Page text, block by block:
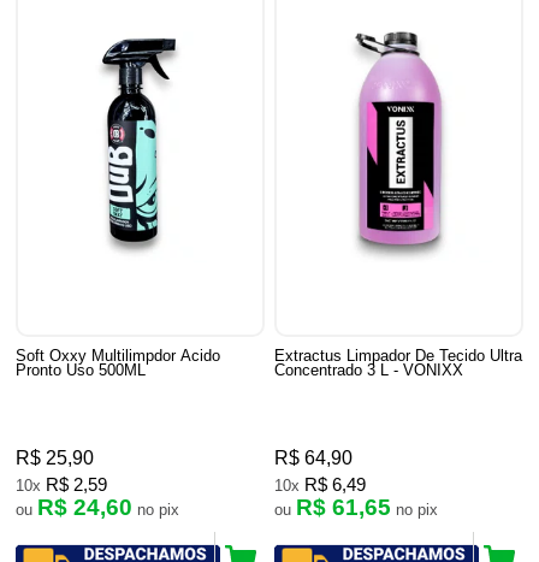
Soft Oxxy Multilimpdor Acido
Pronto Uso 500ML
R$ 25,90
10x R$ 2,59
ou R$ 24,60 no pix
Extractus Limpador De Tecido Ultra
Concentrado 3 L - VONIXX
R$ 64,90
10x R$ 6,49
ou R$ 61,65 no pix